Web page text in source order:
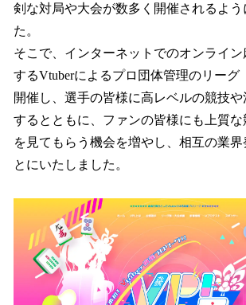
剣な対局や大会が数多く開催されるよう
た。
そこで、インターネットでのオンライン
するVtuberによるプロ団体管理のリーグ
開催し、選手の皆様に高レベルの競技
するとともに、ファンの皆様にも上質
を見てもらう機会を増やし、相互の業界
とにいたしました。